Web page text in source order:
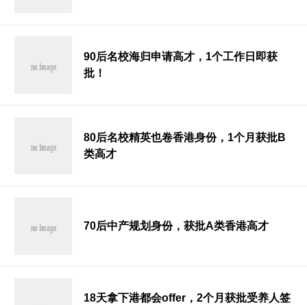
90后名校海归申请高才，1个工作日即获
批！
80后名校精英也卷香港身份，1个月获批B
类高才
70后中产规划身份，获批A类香港高才
18天拿下港都会offer，2个月获批受养人签